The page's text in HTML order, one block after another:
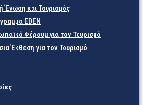
Ένωση και Τουρισμός
EDEN
Φόρουμ για τον Τουρισμό
Έκθεση για τον Τουρισμό